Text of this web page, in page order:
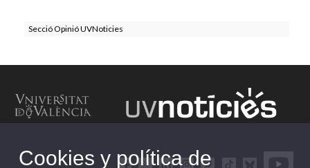
Secció Opinió UVNoticies
Cookies y política de